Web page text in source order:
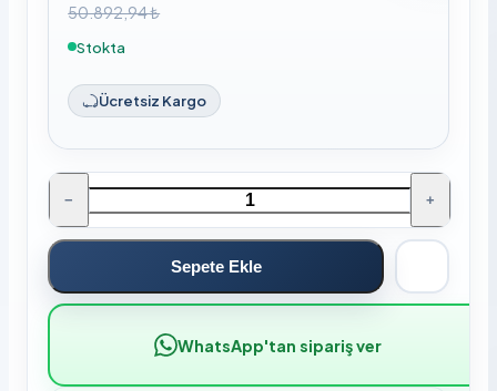
50.892,94 ₺
Stokta
Ücretsiz Kargo
− +
Sepete Ekle
WhatsApp'tan sipariş ver